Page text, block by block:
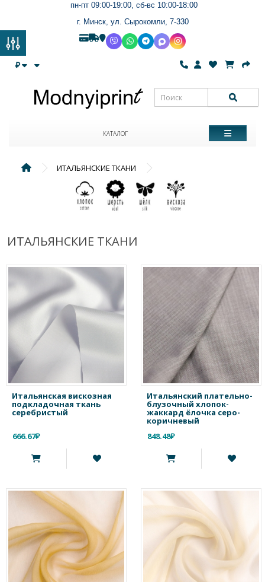
пн-пт 09:00-19:00, сб-вс 10:00-18:00
г. Минск, ул. Сырокомли, 7-330
₽
КАТАЛОГ
ИТАЛЬЯНСКИЕ ТКАНИ
ИТАЛЬЯНСКИЕ ТКАНИ
Итальянская вискозная
подкладочная ткань
серебристый
666.67₽
Итальянский плательно-
блузочный хлопок-
жаккард ёлочка серо-
коричневый
848.48₽